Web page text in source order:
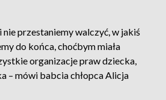
nie przestaniemy walczyć, w jakiś
do końca, choćbym miała
organizacje praw dziecka,
– mówi babcia chłopca Alicja